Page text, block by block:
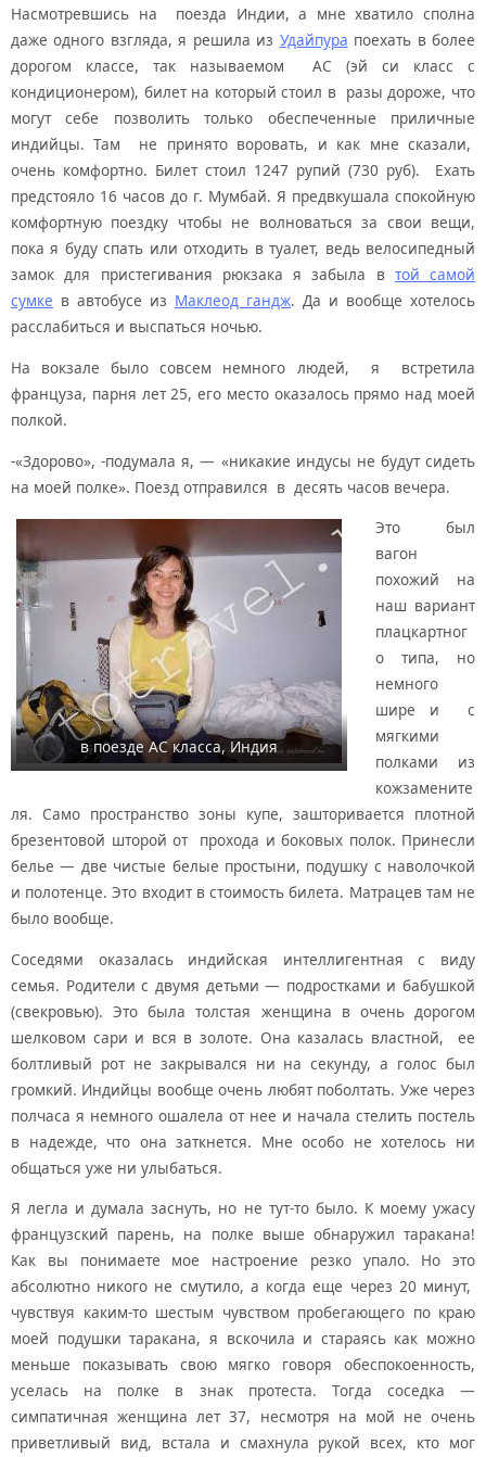
Насмотревшись на поезда Индии, а мне хватило сполна
даже одного взгляда, я решила из Удайпура поехать в более
дорогом классе, так называемом АС (эй си класс с
кондиционером), билет на который стоил в разы дороже, что
могут себе позволить только обеспеченные приличные
индийцы. Там не принято воровать, и как мне сказали,
очень комфортно. Билет стоил 1247 рупий (730 руб). Ехать
предстояло 16 часов до г. Мумбай. Я предвкушала спокойную
комфортную поездку чтобы не волноваться за свои вещи,
пока я буду спать или отходить в туалет, ведь велосипедный
замок для пристегивания рюкзака я забыла в той самой
сумке в автобусе из Маклеод гандж. Да и вообще хотелось
расслабиться и выспаться ночью.
На вокзале было совсем немного людей, я встретила
француза, парня лет 25, его место оказалось прямо над моей
полкой.
-«Здорово», -подумала я, — «никакие индусы не будут сидеть
на моей полке». Поезд отправился в десять часов вечера.
в поезде AC класса, Индия
Это был
вагон
похожий на
наш вариант
плацкартног
о типа, но
немного
шире и с
мягкими
полками из
кожзамените
ля. Само пространство зоны купе, зашторивается плотной
брезентовой шторой от прохода и боковых полок. Принесли
белье — две чистые белые простыни, подушку с наволочкой
и полотенце. Это входит в стоимость билета. Матрацев там не
было вообще.
Соседями оказалась индийская интеллигентная с виду
семья. Родители с двумя детьми — подростками и бабушкой
(свекровью). Это была толстая женщина в очень дорогом
шелковом сари и вся в золоте. Она казалась властной, ее
болтливый рот не закрывался ни на секунду, а голос был
громкий. Индийцы вообще очень любят поболтать. Уже через
полчаса я немного ошалела от нее и начала стелить постель
в надежде, что она заткнется. Мне особо не хотелось ни
общаться уже ни улыбаться.
Я легла и думала заснуть, но не тут-то было. К моему ужасу
французский парень, на полке выше обнаружил таракана!
Как вы понимаете мое настроение резко упало. Но это
абсолютно никого не смутило, а когда еще через 20 минут,
чувствуя каким-то шестым чувством пробегающего по краю
моей подушки таракана, я вскочила и стараясь как можно
меньше показывать свою мягко говоря обеспокоенность,
уселась на полке в знак протеста. Тогда соседка —
симпатичная женщина лет 37, несмотря на мой не очень
приветливый вид, встала и смахнула рукой всех, кто мог